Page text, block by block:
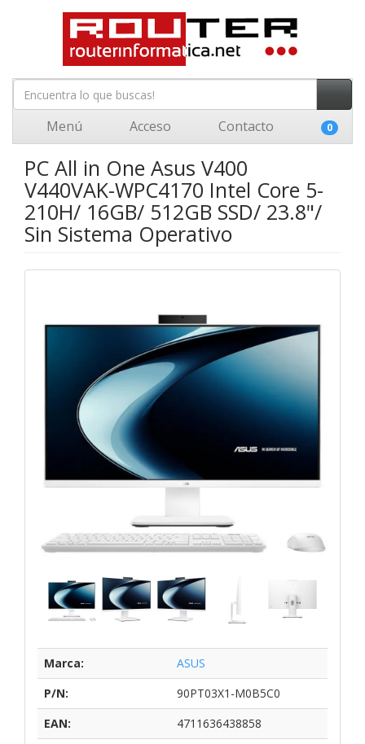
Menú Acceso Contacto 0
PC All in One Asus V400
V440VAK-WPC4170 Intel Core 5-
210H/ 16GB/ 512GB SSD/ 23.8"/
Sin Sistema Operativo
Marca:
ASUS
P/N:
90PT03X1-M0B5C0
EAN:
4711636438858